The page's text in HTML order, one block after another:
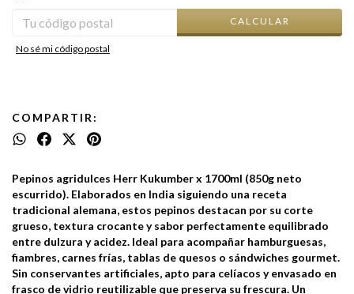
CALCULAR
No sé mi código postal
COMPARTIR:
Pepinos agridulces Herr Kukumber x 1700ml (850g neto
escurrido). Elaborados en India siguiendo una receta
tradicional alemana, estos pepinos destacan por su corte
grueso, textura crocante y sabor perfectamente equilibrado
entre dulzura y acidez. Ideal para acompañar hamburguesas,
fiambres, carnes frías, tablas de quesos o sándwiches gourmet.
Sin conservantes artificiales, apto para celíacos y envasado en
frasco de vidrio reutilizable que preserva su frescura. Un